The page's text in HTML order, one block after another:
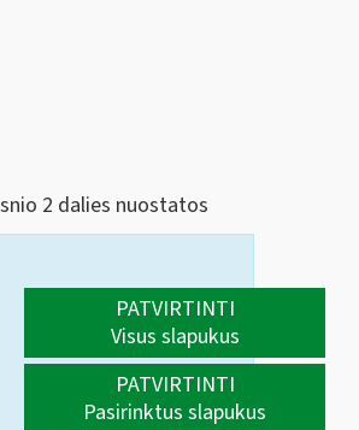
2 dalies nuostatos
PATVIRTINTI
Visus slapukus
PATVIRTINTI
Pasirinktus slapukus